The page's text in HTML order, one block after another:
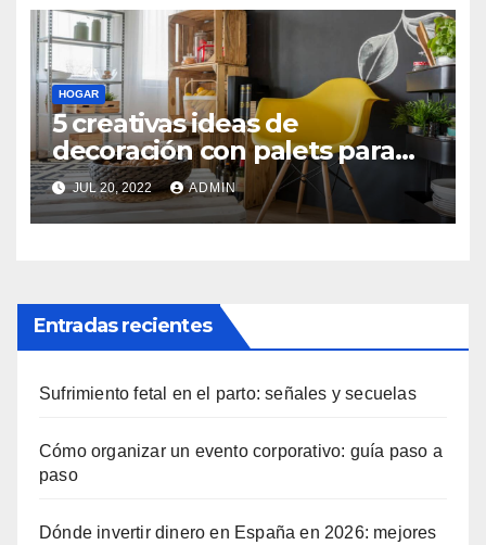
HOGAR
5 creativas ideas de
decoración con palets para
salón
JUL 20, 2022 ADMIN
Entradas recientes
Sufrimiento fetal en el parto: señales y secuelas
Cómo organizar un evento corporativo: guía paso a
paso
Dónde invertir dinero en España en 2026: mejores